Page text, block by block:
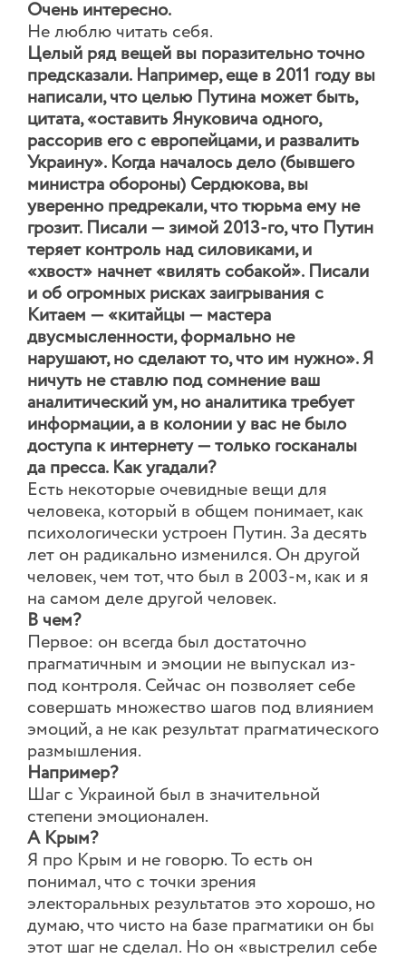
Очень интересно.
Не люблю читать себя.
Целый ряд вещей вы поразительно точно
предсказали. Например, еще в 2011 году вы
написали, что целью Путина может быть,
цитата, «оставить Януковича одного,
рассорив его с европейцами, и развалить
Украину». Когда началось дело (бывшего
министра обороны) Сердюкова, вы
уверенно предрекали, что тюрьма ему не
грозит. Писали — зимой 2013-го, что Путин
теряет контроль над силовиками, и
«хвост» начнет «вилять собакой». Писали
и об огромных рисках заигрывания с
Китаем — «китайцы — мастера
двусмысленности, формально не
нарушают, но сделают то, что им нужно». Я
ничуть не ставлю под сомнение ваш
аналитический ум, но аналитика требует
информации, а в колонии у вас не было
доступа к интернету — только госканалы
да пресса. Как угадали?
Есть некоторые очевидные вещи для
человека, который в общем понимает, как
психологически устроен Путин. За десять
лет он радикально изменился. Он другой
человек, чем тот, что был в 2003-м, как и я
на самом деле другой человек.
В чем?
Первое: он всегда был достаточно
прагматичным и эмоции не выпускал из-
под контроля. Сейчас он позволяет себе
совершать множество шагов под влиянием
эмоций, а не как результат прагматического
размышления.
Например?
Шаг с Украиной был в значительной
степени эмоционален.
А Крым?
Я про Крым и не говорю. То есть он
понимал, что с точки зрения
электоральных результатов это хорошо, но
думаю, что чисто на базе прагматики он бы
этот шаг не сделал. Но он «выстрелил себе